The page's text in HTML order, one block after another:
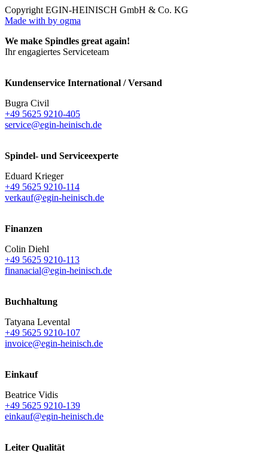
Copyright EGIN-HEINISCH GmbH & Co. KG
Made with by ogma
We make Spindles great again!
Ihr engagiertes Serviceteam
Kundenservice International / Versand
Bugra Civil
+49 5625 9210-405
service@egin-heinisch.de
Spindel- und Serviceexperte
Eduard Krieger
+49 5625 9210-114
verkauf@egin-heinisch.de
Finanzen
Colin Diehl
+49 5625 9210-113
finanacial@egin-heinisch.de
Buchhaltung
Tatyana Levental
+49 5625 9210-107
invoice@egin-heinisch.de
Einkauf
Beatrice Vidis
+49 5625 9210-139
einkauf@egin-heinisch.de
Leiter Qualität